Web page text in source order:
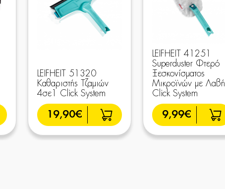
LEIFHEIT 51320
Καθαριστής Τζαμιών
4σε1 Click System
19,90€
LEIFHEIT 41251
Superduster Φτερό
Ξεσκονίσματος
Μικροϊνών με Λαβή
Click System
9,99€